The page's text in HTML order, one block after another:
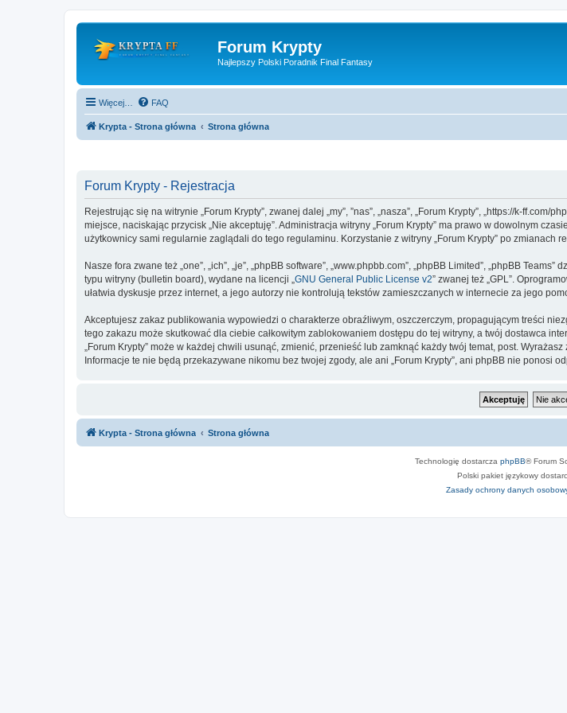
Forum Krypty
Najlepszy Polski Poradnik Final Fantasy
Więcej… FAQ
Krypta - Strona główna Strona główna
Forum Krypty - Rejestracja
Rejestrując się na witrynie „Forum Krypty”, zwanej dalej „my”, ”nas”, „nasza”, „Forum Krypty”, „https://k-
miejsce, naciskając przycisk „Nie akceptuję”. Administracja witryny „Forum Krypty” ma prawo w dowolnym
użytkownicy sami regularnie zaglądali do tego regulaminu. Korzystanie z witryny „Forum Krypty” po
Nasze fora zwane też „one”, „ich”, „je”, „phpBB software”, „www.phpbb.com”, „phpBB Limited”, „phpBB
typu witryny (bulletin board), wydane na licencji „GNU General Public License v2” zwanej też „GPL”.
ułatwia dyskusje przez internet, a jego autorzy nie kontrolują tekstów zamieszczanych w internecie za jego
Akceptujesz zakaz publikowania wypowiedzi o charakterze obraźliwym, oszczerczym, propagującym treści
tego zakazu może skutkować dla ciebie całkowitym zablokowaniem dostępu do tej witryny, a twój dostawca
„Forum Krypty” może w każdej chwili usunąć, zmienić, przenieść lub zamknąć każdy twój temat, post.
Informacje te nie będą przekazywane nikomu bez twojej zgody, ale ani „Forum Krypty”, ani phpBB nie ponosi
Krypta - Strona główna Strona główna
Technologię dostarcza phpBB® Forum
Polski pakiet językowy
Zasady ochrony danych